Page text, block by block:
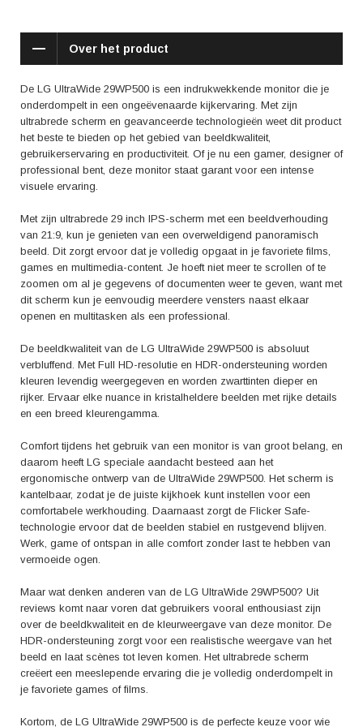
zonder last te hebben van vermoeide ogen.
Maar wat denken anderen van de LG UltraWide 29WP500? Uit reviews
komt naar voren dat gebruikers vooral enthousiast zijn over de
beeldkwaliteit en de kleurweergave van deze monitor. De HDR-
ondersteuning zorgt voor een realistische weergave van het beeld en
laat scènes tot leven komen. Het ultrabrede scherm creëert een
meeslepende ervaring die je volledig onderdompelt in je favoriete
games of films.
Kortom, de LG UltraWide 29WP500 is de perfecte keuze voor wie op
zoek is naar een hoogwaardige monitor met een breed scherm. Het
biedt een meeslepende kijkervaring, een indrukwekkende beeldkwaliteit
en veelzijdige functies voor productiviteit. Of je nu aan het werk bent,
geniet van je multimedia-content of jezelf verliest in een spannend spel,
deze monitor zal je nooit teleurstellen. Ervaar zelf de kracht van de LG
UltraWide 29WP500 en laat je betoveren door de impact van het
Over het product
De LG UltraWide 29WP500 is een indrukwekkende monitor die je
onderdompelt in een ongeëvenaarde kijkervaring. Met zijn
ultrabrede scherm en geavanceerde technologieën weet dit product
het beste te bieden op het gebied van beeldkwaliteit,
gebruikerservaring en productiviteit. Of je nu een gamer, designer of
professional bent, deze monitor staat garant voor een intense
visuele ervaring.
Met zijn ultrabrede 29 inch IPS-scherm met een beeldverhouding
van 21:9, kun je genieten van een overweldigend panoramisch
beeld. Dit zorgt ervoor dat je volledig opgaat in je favoriete films,
games en multimedia-content. Je hoeft niet meer te scrollen of te
zoomen om al je gegevens of documenten weer te geven, want met
dit scherm kun je eenvoudig meerdere vensters naast elkaar
openen en multitasken als een professional.
De beeldkwaliteit van de LG UltraWide 29WP500 is absoluut
verbluffend. Met Full HD-resolutie en HDR-ondersteuning worden
kleuren levendig weergegeven en worden zwarttinten dieper en
rijker. Ervaar elke nuance in kristalheldere beelden met rijke details
en een breed kleurengamma.
Comfort tijdens het gebruik van een monitor is van groot belang, en
daarom heeft LG speciale aandacht besteed aan het
ergonomische ontwerp van de UltraWide 29WP500. Het scherm is
kantelbaar, zodat je de juiste kijkhoek kunt instellen voor een
comfortabele werkhouding. Daarnaast zorgt de Flicker Safe-
technologie ervoor dat de beelden stabiel en rustgevend blijven.
Werk, game of ontspan in alle comfort zonder last te hebben van
vermoeide ogen.
Maar wat denken anderen van de LG UltraWide 29WP500? Uit
reviews komt naar voren dat gebruikers vooral enthousiast zijn
over de beeldkwaliteit en de kleurweergave van deze monitor. De
HDR-ondersteuning zorgt voor een realistische weergave van het
beeld en laat scènes tot leven komen. Het ultrabrede scherm
creëert een meeslepende ervaring die je volledig onderdompelt in
je favoriete games of films.
Kortom, de LG UltraWide 29WP500 is de perfecte keuze voor wie